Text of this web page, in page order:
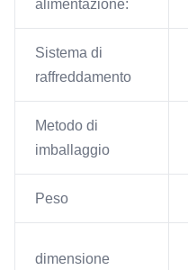
alimentazione:
Sistema di
raffreddamento
Metodo di
imballaggio
Peso
dimensione